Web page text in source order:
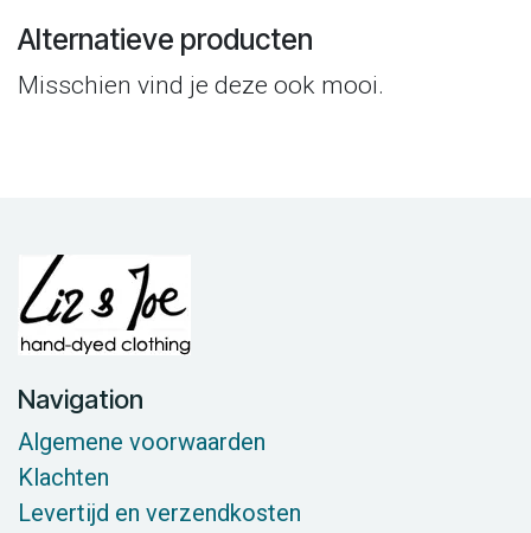
Alternatieve producten
Misschien vind je deze ook mooi.
Navigation
Algemene voorwaarden
Klachten
Levertijd en verzendkosten